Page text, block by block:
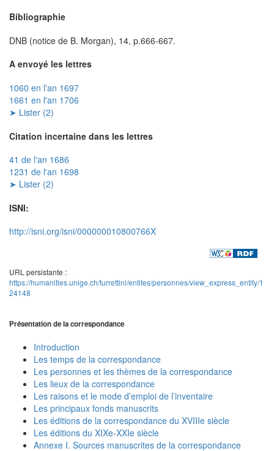
Bibliographie
DNB (notice de B. Morgan), 14, p.666-667.
A envoyé les lettres
1060 en l'an 1697
1661 en l'an 1706
➤ Lister (2)
Citation incertaine dans les lettres
41 de l'an 1686
1231 de l'an 1698
➤ Lister (2)
ISNI:
http://isni.org/isni/000000010800766X
URL persistante :
https://humanities.unige.ch/turrettini/entites/personnes/view_express_entity/1
24148
Présentation de la correspondance
Introduction
Les temps de la correspondance
Les personnes et les thèmes de la correspondance
Les lieux de la correspondance
Les raisons et le mode d’emploi de l’inventaire
Les principaux fonds manuscrits
Les éditions de la correspondance du XVIIIe siècle
Les éditions du XIXe-XXIe siècle
Annexe I. Sources manuscrites de la correspondance